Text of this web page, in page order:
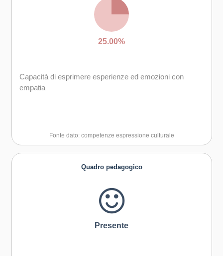
25.00%
Capacità di esprimere esperienze ed emozioni con
empatia
Fonte dato: competenze espressione culturale
Quadro pedagogico
Presente